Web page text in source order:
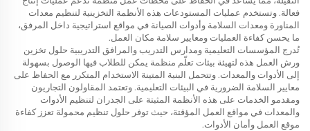
فعالة. وتستخدم عمليات المستودعات هذه الأنظمة التخزينية لتنظيم معدات
المناورة ومعدات السلامة وأدوات الصيانة في مواقع استراتيجية داخل المرفق،
ما يحسن كفاءة العمليات ومعايير سلامة مكان العمل.
تُدرج المؤسسات التعليمية ومدارس التدريب والمرافق التدريبية حلول تخزين
ورش العمل هذه لتهيئة بيئات تعلّم منظمة يمكن للطلاب فيها الوصول بسهولة
إلى الأدوات والمعدات. وتتحمل البنية المتينة الاستخدام المتكرر مع الحفاظ على
معايير السلامة الضرورية في البيئات التعليمية. وتعتمد المقاولون التجاريون
ومقدمو الخدمات على هذه الأنظمة المثبتة على الجدران لتنظيم الأدوات
والمعدات في مواقع العمل المؤقتة، حيث توفر حلول تنظيم محمولة تعزز كفاءة
موقع العمل وأمان الأدوات.